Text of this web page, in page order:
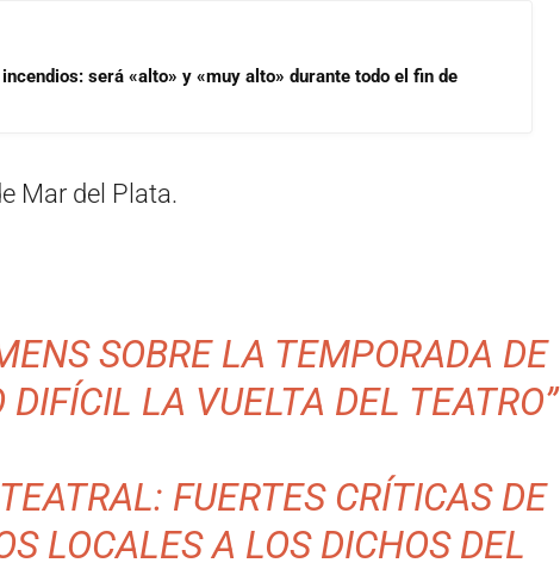
será «alto» y «muy alto» durante todo el fin de
Mar del Plata.
SOBRE LA TEMPORADA DE
DIFÍCIL LA VUELTA DEL TEATRO”
FUERTES CRÍTICAS DE
LOCALES A LOS DICHOS DEL